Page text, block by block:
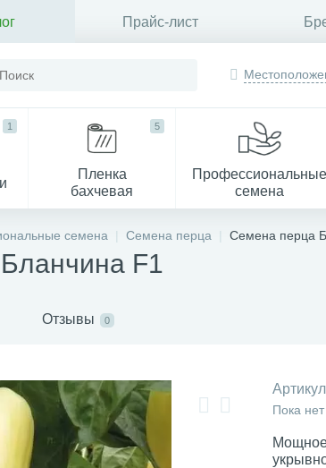
Прайс-лист
1
Пленка
бахчевая
5
Профессиональные
семена
семена Семена перца Семена перца
F1
Отзывы 0
Пока
Мощное